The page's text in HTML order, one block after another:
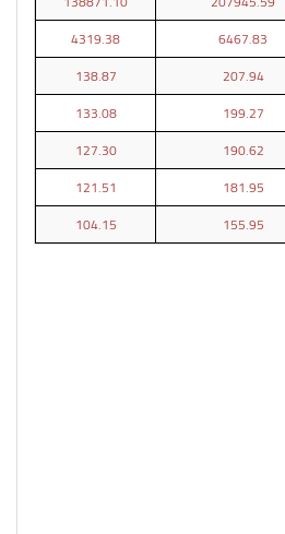
6467.83
4319.38
207.94
138.87
199.27
133.08
190.62
127.30
181.95
121.51
155.95
104.15